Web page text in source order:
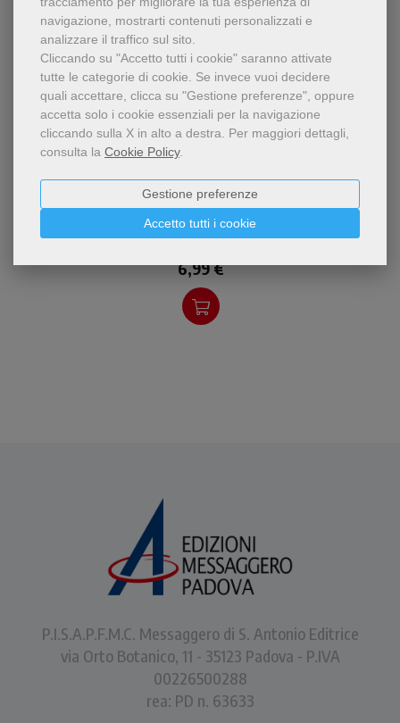
navigazione, mostrarti contenuti personalizzati e
analizzare il traffico sul sito.
Cliccando su "Accetto tutti i cookie" saranno attivate
tutte le categorie di cookie. Se invece vuoi decidere
quali accettare, clicca su "Gestione preferenze", oppure
accetta solo i cookie essenziali per la navigazione
cliccando sulla X in alto a destra. Per maggiori dettagli,
consulta la Cookie Policy.
Accetto tutti i cookie
Gestione preferenze
L’Eremo del Silenzio di
Torino, di cui Juri Nervo è
uno dei fondatori, ha sede in
un ex carcere ed è luogo di
Il silenzio nella città
Juri Nervo
6,99 €
P.I.S.A.P.F.M.C. Messaggero di S. Antonio Editrice
via Orto Botanico, 11 - 35123 Padova - P.IVA
00226500288
rea: PD n. 63633